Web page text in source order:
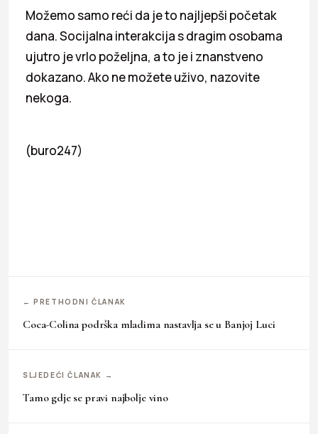
Možemo samo reći da je to najljepši početak
dana. Socijalna interakcija s dragim osobama
ujutro je vrlo poželjna, a to je i znanstveno
dokazano. Ako ne možete uživo, nazovite
nekoga.
(buro247)
← PRETHODNI ČLANAK
Coca-Colina podrška mladima nastavlja se u Banjoj Luci
SLJEDEĆI ČLANAK →
Tamo gdje se pravi najbolje vino